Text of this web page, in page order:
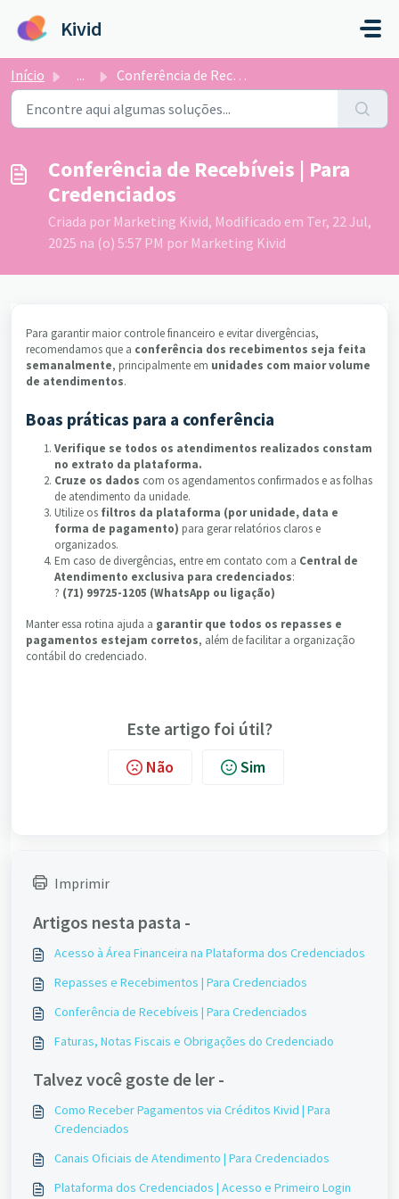
Kivid
Início ... Conferência de Recebíveis | Para Credenciados
Conferência de Recebíveis | Para
Credenciados
Criada por Marketing Kivid, Modificado em Ter, 22 Jul,
2025 na (o) 5:57 PM por Marketing Kivid
Para garantir maior controle financeiro e evitar divergências,
recomendamos que a conferência dos recebimentos seja feita
semanalmente, principalmente em unidades com maior volume
de atendimentos.
Boas práticas para a conferência
Verifique se todos os atendimentos realizados constam
no extrato da plataforma.
Cruze os dados com os agendamentos confirmados e as folhas
de atendimento da unidade.
Utilize os filtros da plataforma (por unidade, data e
forma de pagamento) para gerar relatórios claros e
organizados.
Em caso de divergências, entre em contato com a Central de
Atendimento exclusiva para credenciados:
? (71) 99725-1205 (WhatsApp ou ligação)
Manter essa rotina ajuda a garantir que todos os repasses e
pagamentos estejam corretos, além de facilitar a organização
contábil do credenciado.
Este artigo foi útil?
Não Sim
Imprimir
Artigos nesta pasta -
Acesso à Área Financeira na Plataforma dos Credenciados
Repasses e Recebimentos | Para Credenciados
Conferência de Recebíveis | Para Credenciados
Faturas, Notas Fiscais e Obrigações do Credenciado
Talvez você goste de ler -
Como Receber Pagamentos via Créditos Kivid | Para
Credenciados
Canais Oficiais de Atendimento | Para Credenciados
Plataforma dos Credenciados | Acesso e Primeiro Login